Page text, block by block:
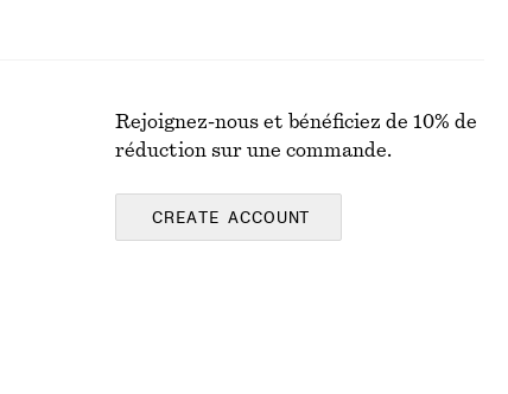
Rejoignez-nous et bénéficiez de 10% de
réduction sur une commande.
CREATE ACCOUNT